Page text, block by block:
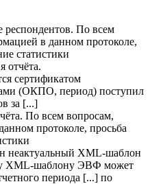
респондентов. По всем
в данном протоколе,
статистики
отчёта.
сертификатом
(ОКПО, период) поступил
за [...]
По всем вопросам,
протоколе, просьба
неактуальный XML-шаблон
XML-шаблону ЭВФ может
периода [...] по